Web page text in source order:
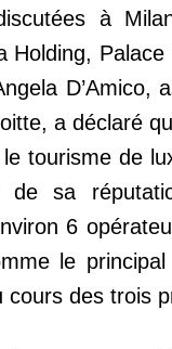
à
Holding,
D’Amico,
a déclaré
tourisme de
sa
6
le
cours des trois